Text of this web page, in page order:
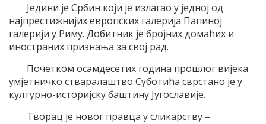
Једини је Србин који је излагао у једној од
најпрестижнијих европских галерија Папиној
галерији у Риму. Добитник је бројних домаћих и
иностраних признања за свој рад.
Почетком осамдесетих година прошлог вијека
умјетничко стваралаштво Суботића сврстано је у
културно-историјску баштину Југославије.
Творац је новог правца у сликарству –